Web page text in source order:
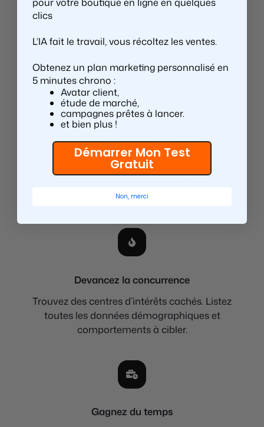
Rentable&Efficace
Avec Targetez, le ciblage avancé n’aura
Vous allez accéder à des centres
d’intérêts cachés et augmenter votre
ROAS.
temps avec une validation plus rapide,
des suggestions en quelques clics et une
meilleure organisation pour tester vos
Devancez la concurrence
Trouvez des centres d’intérêts cachés. Listez
toutes les données démographiques et
comportements à cibler.
Gagnez du temps
clics
L’IA fait le travail, vous récoltez les ventes.
Obtenez un plan marketing personnalisé en
5 minutes chrono :
Avatar client,
étude de marché,
campagnes prêtes à lancer.
et bien plus !
Démarrer Mon Test
Gratuit
Non, merci